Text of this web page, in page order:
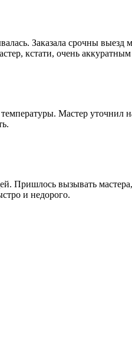
Заказала срочны выезд
кстати, очень
Мастер уточнил
Пришлось вызывать
и недорого.